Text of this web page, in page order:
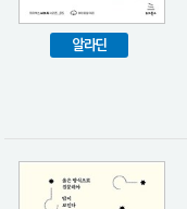
알라딘